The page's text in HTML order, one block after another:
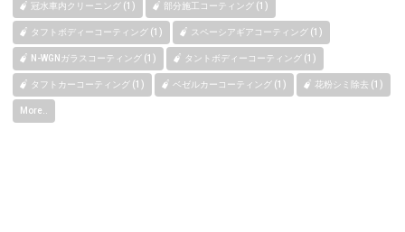
冠水車内クリーニング (1) 部分施工コーティング (1)
タフトボディーコーティング (1) スペーシアギアコーティング (1)
N-WGNガラスコーティング (1) タントボディーコーティング (1)
タフトカーコーティング (1) ベゼルカーコーティング (1) 花粉シミ除去 (1)
More..